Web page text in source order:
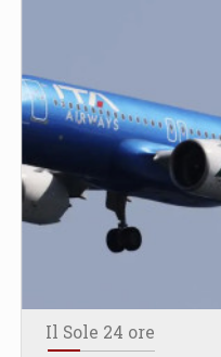
Il Sole 24 ore